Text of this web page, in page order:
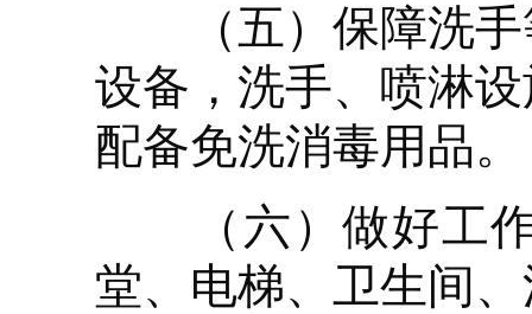
（五）保障洗手
设备，洗手、喷淋
配备免洗消毒用品。
（六）做好工作
堂、电梯、卫生间